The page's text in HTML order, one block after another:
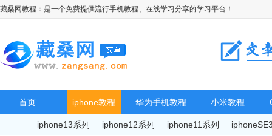
藏桑网教程：是一个免费提供流行手机教程、在线学习分享的学习平台！
首页 iphone教程 华为手机教程 小米教程
iphone13系列 iphone12系列 iphone11系列